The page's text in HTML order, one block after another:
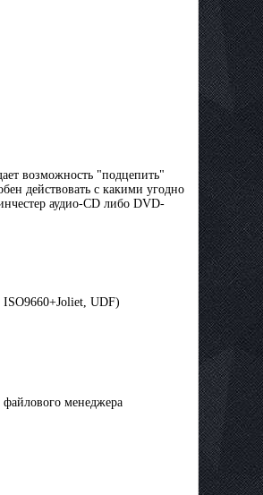
возможность "подцепить"
действовать с какими угодно
аудио-CD либо DVD-
UDF)
менеджера